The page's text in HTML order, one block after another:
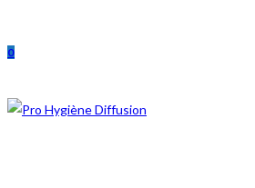
content
0